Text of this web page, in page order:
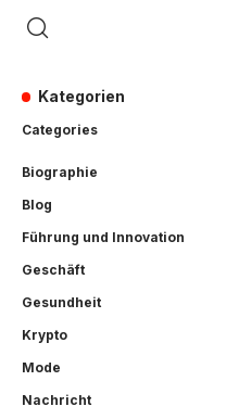
Kategorien
Categories
Biographie
Blog
Führung und Innovation
Geschäft
Gesundheit
Krypto
Mode
Nachricht